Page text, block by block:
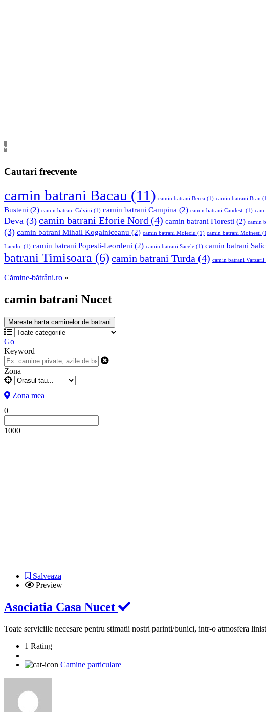
Cautari frecvente
camin batrani Bacau (11) camin batrani Berca (1) camin batrani Bran
Busteni (2) camin batrani Calvini (1) camin batrani Campina (2) camin batrani Candesti (1)
Deva (3) camin batrani Eforie Nord (4) camin batrani Floresti (2) camin
(3) camin batrani Mihail Kogalniceanu (2) camin batrani Moieciu (1) camin batrani Moinesti
Lacului (1) camin batrani Popesti-Leordeni (2) camin batrani Sacele (1) camin batrani
batrani Timisoara (6) camin batrani Turda (4) camin batrani Varzarii
Cămine-bătrâni.ro »
camin batrani Nucet
Mareste harta caminelor de batrani
Go
Keyword
Zona
Zona mea
0
1000
Salveaza
Preview
Asociatia Casa Nucet
Toate serviciile necesare pentru stimatii nostri parinti/bunici, intr-o atmosfera
1 Rating
Camine particulare